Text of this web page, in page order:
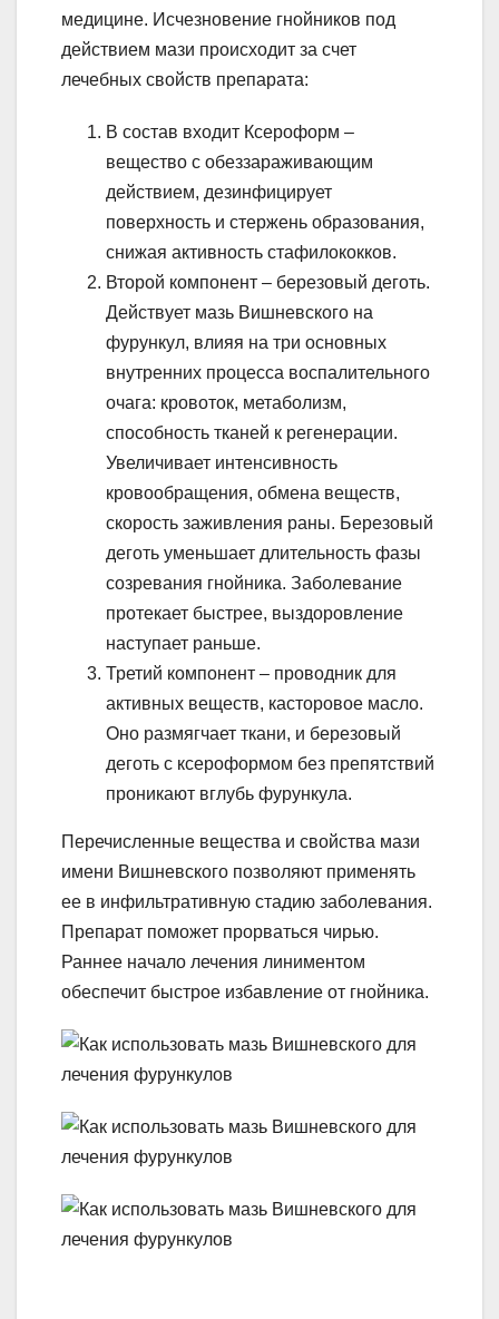
медицине. Исчезновение гнойников под
действием мази происходит за счет
лечебных свойств препарата:
В состав входит Ксероформ –
вещество с обеззараживающим
действием, дезинфицирует
поверхность и стержень образования,
снижая активность стафилококков.
Второй компонент – березовый деготь.
Действует мазь Вишневского на
фурункул, влияя на три основных
внутренних процесса воспалительного
очага: кровоток, метаболизм,
способность тканей к регенерации.
Увеличивает интенсивность
кровообращения, обмена веществ,
скорость заживления раны. Березовый
деготь уменьшает длительность фазы
созревания гнойника. Заболевание
протекает быстрее, выздоровление
наступает раньше.
Третий компонент – проводник для
активных веществ, касторовое масло.
Оно размягчает ткани, и березовый
деготь с ксероформом без препятствий
проникают вглубь фурункула.
Перечисленные вещества и свойства мази
имени Вишневского позволяют применять
ее в инфильтративную стадию заболевания.
Препарат поможет прорваться чирью.
Раннее начало лечения линиментом
обеспечит быстрое избавление от гнойника.